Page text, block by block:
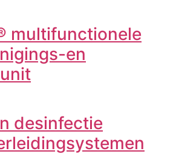
multifunctionele
en
desinfectie